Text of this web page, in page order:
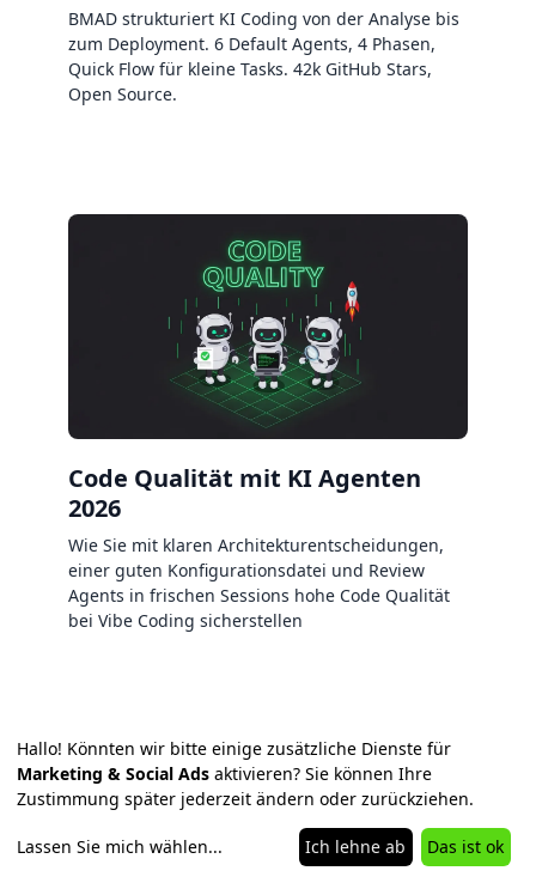
BMAD strukturiert KI Coding von der Analyse bis
zum Deployment. 6 Default Agents, 4 Phasen,
Quick Flow für kleine Tasks. 42k GitHub Stars,
Open Source.
Code Qualität mit KI Agenten
2026
Wie Sie mit klaren Architekturentscheidungen,
einer guten Konfigurationsdatei und Review
Agents in frischen Sessions hohe Code Qualität
bei Vibe Coding sicherstellen
Hallo! Könnten wir bitte einige zusätzliche Dienste für
Marketing & Social Ads aktivieren? Sie können Ihre
Zustimmung später jederzeit ändern oder zurückziehen.
Lassen Sie mich wählen... Ich lehne ab Das ist ok